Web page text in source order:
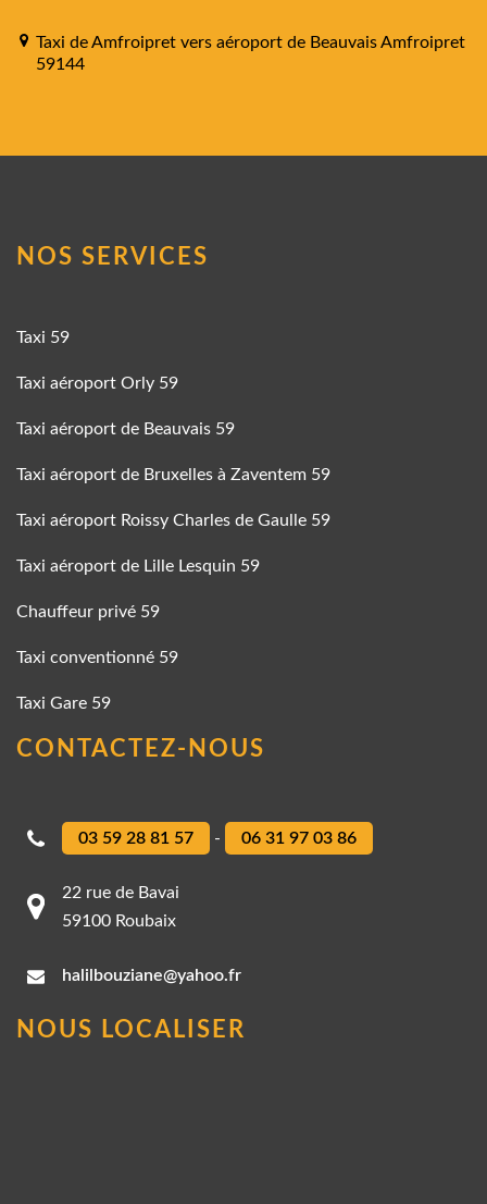
Taxi de Amfroipret vers aéroport de Beauvais Amfroipret
59144
NOS SERVICES
Taxi 59
Taxi aéroport Orly 59
Taxi aéroport de Beauvais 59
Taxi aéroport de Bruxelles à Zaventem 59
Taxi aéroport Roissy Charles de Gaulle 59
Taxi aéroport de Lille Lesquin 59
Chauffeur privé 59
Taxi conventionné 59
Taxi Gare 59
CONTACTEZ-NOUS
03 59 28 81 57 - 06 31 97 03 86
22 rue de Bavai
59100 Roubaix
halilbouziane@yahoo.fr
NOUS LOCALISER